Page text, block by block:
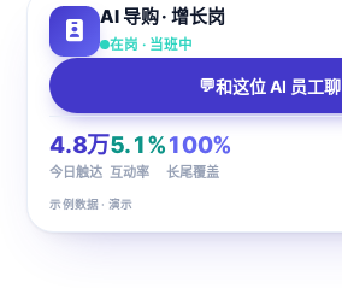
AI 导购 · 增长岗
在岗 · 当班中
4.8万
今日触达
5.1%
互动率
100%
长尾覆盖
示例数据 · 演示
💬和这位 AI 员工聊